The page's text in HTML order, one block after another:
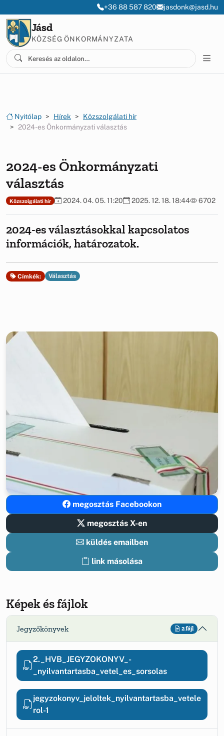
+36 88 587 820 jasdonk@jasd.hu
Jásd
KÖZSÉG ÖNKORMÁNYZATA
Nyitólap Hírek
Közszolgálati hír
2024-es Önkormányzati választás
2024-es Önkormányzati
választás
Közszolgálati hír 2024. 04. 05. 11:20 2025. 12. 18. 18:44 6702
2024-es választásokkal kapcsolatos
információk, határozatok.
Címkék: Választás
megosztás Facebookon
megosztás X-en
küldés emailben
link másolása
Képek és fájlok
Jegyzőkönyvek 2 fájl
2._HVB_JEGYZOKONYV_-
_nyilvantartasba_vetel_es_sorsolas
jegyzokonyv_jeloltek_nyilvantartasba_vetele
rol-1